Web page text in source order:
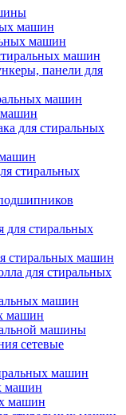
машин
машин
машин
панели для
машин
машин
для стиральных
стиральных
для стиральных
стиральных машин
для стиральных
машин
машин
машины
сетевые
машин
машин
машин